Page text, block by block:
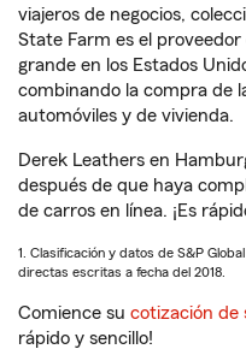
viajeros de negocios,
State Farm es el
grande en los Estados
combinando la compra de
automóviles y de vivienda.
Derek Leathers en
después de que haya
de carros en línea. ¡Es
1. Clasificación y datos de S&P
directas escritas a fecha del 2018.
Comience su cotización de
rápido y sencillo!